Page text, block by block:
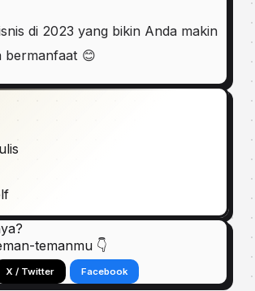
di 2023 yang bikin Anda makin
bermanfaat 😊
temanmu 👇
X / Twitter Facebook